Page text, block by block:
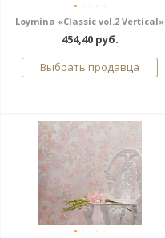
Loymina «Classic vol.2 Vertical»
454,40 руб.
Выбрать продавца